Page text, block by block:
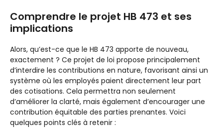
Comprendre le projet HB 473 et ses
implications
Alors, qu’est-ce que le HB 473 apporte de nouveau,
exactement ? Ce projet de loi propose principalement
d’interdire les contributions en nature, favorisant ainsi un
système où les employés paient directement leur part
des cotisations. Cela permettra non seulement
d’améliorer la clarté, mais également d’encourager une
contribution équitable des parties prenantes. Voici
quelques points clés à retenir :